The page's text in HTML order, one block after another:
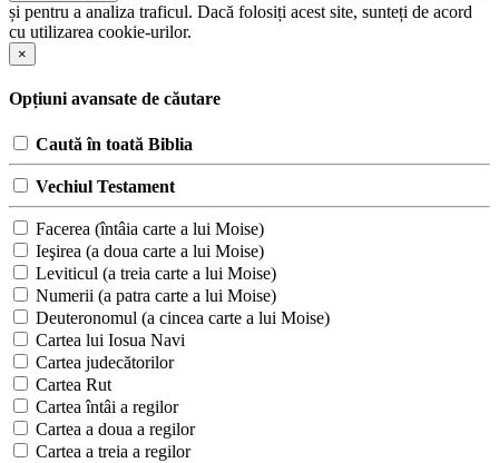
și pentru a analiza traficul. Dacă folosiți acest site, sunteți de acord
cu utilizarea cookie-urilor.
×
Opțiuni avansate de căutare
Caută în toată Biblia
Vechiul Testament
Facerea (întâia carte a lui Moise)
Ieşirea (a doua carte a lui Moise)
Leviticul (a treia carte a lui Moise)
Numerii (a patra carte a lui Moise)
Deuteronomul (a cincea carte a lui Moise)
Cartea lui Iosua Navi
Cartea judecătorilor
Cartea Rut
Cartea întâi a regilor
Cartea a doua a regilor
Cartea a treia a regilor